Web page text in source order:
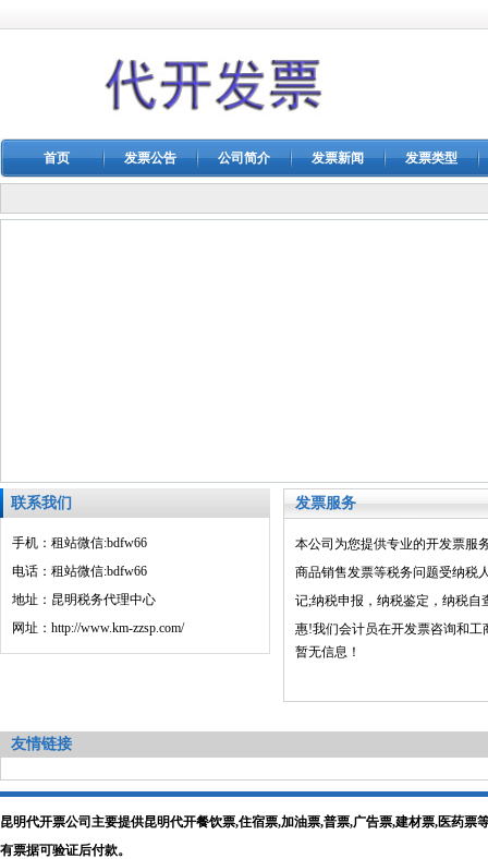
首页 发票公告 公司简介 发票新闻 发票类型
联系我们
手机：租站微信:bdfw66
电话：租站微信:bdfw66
地址：昆明税务代理中心
网址：http://www.km-zzsp.com/
发票服务
本公司为您提供专业的开发票服
商品销售发票等税务问题受纳税
记;纳税申报，纳税鉴定，纳税
惠!我们会计员在开发票咨询和
暂无信息！
友情链接
昆明代开票公司主要提供昆明代开餐饮票,住宿票,加油票,普票,广告票,建材票,医药
有票据可验证后付款。